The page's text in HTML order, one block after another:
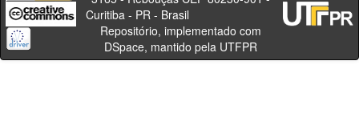
Curitiba - PR - Brasil
Repositório, implementado com
DSpace, mantido pela UTFPR